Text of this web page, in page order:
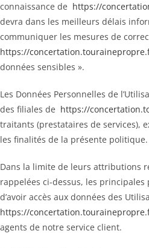
connaissance de https://
devra dans les meilleurs délais
communiquer les mesures de
https://
données sensibles ».
Les Données Personnelles de
des filiales de https://
traitants (prestataires de services),
les finalités de la présente politique.
Dans la limite de leurs attributions
rappelées ci-dessus, les principales
d’avoir accès aux données des
https://
agents de notre service client.